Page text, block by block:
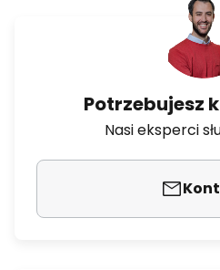
Potrzebujesz
Nasi eksperci